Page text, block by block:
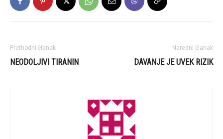
Prethodni članak
NEODOLJIVI TIRANIN
Naredni članak
DAVANJE JE UVEK RIZIK